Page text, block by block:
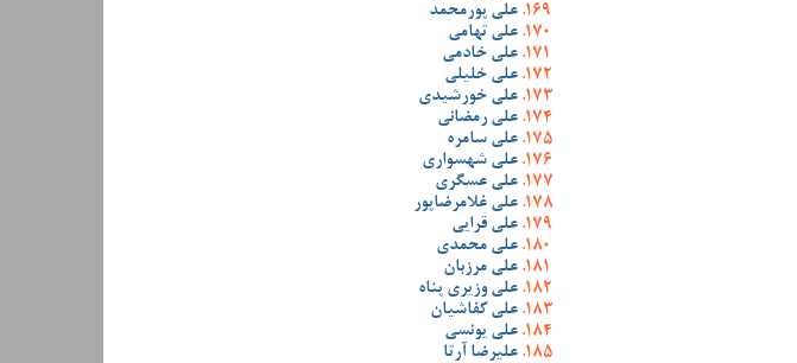
علی پورمحمد
علی تهامی
علی خادمی
علی خلیلی
علی خورشیدی
علی رمضانی
علی سامره
علی شهسواری
علی عسگری
علی غلامرضاپور
علی قرایی
علی محمدی
علی مرزبان
علی وزیری پناه
علی کفاشیان
علی یونسی
علیرضا آرتا